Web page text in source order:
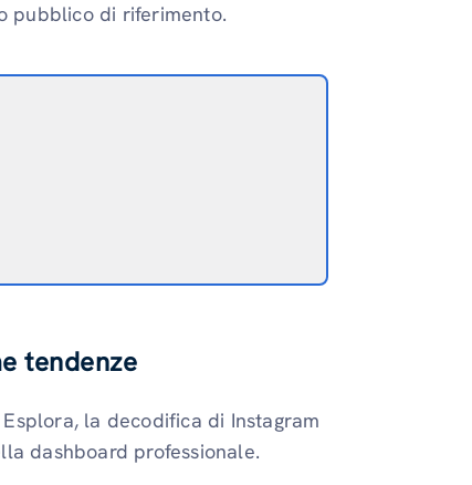
pubblico di riferimento.
tendenze
la decodifica di Instagram
dashboard professionale.